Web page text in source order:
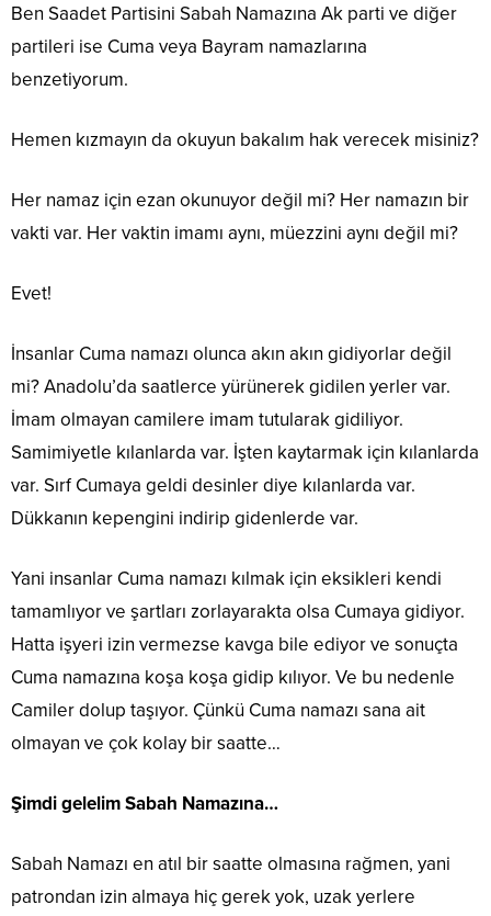
Ben Saadet Partisini Sabah Namazına Ak parti ve diğer
partileri ise Cuma veya Bayram namazlarına
benzetiyorum.
Hemen kızmayın da okuyun bakalım hak verecek misiniz?
Her namaz için ezan okunuyor değil mi? Her namazın bir
vakti var. Her vaktin imamı aynı, müezzini aynı değil mi?
Evet!
İnsanlar Cuma namazı olunca akın akın gidiyorlar değil
mi? Anadolu’da saatlerce yürünerek gidilen yerler var.
İmam olmayan camilere imam tutularak gidiliyor.
Samimiyetle kılanlarda var. İşten kaytarmak için kılanlarda
var. Sırf Cumaya geldi desinler diye kılanlarda var.
Dükkanın kepengini indirip gidenlerde var.
Yani insanlar Cuma namazı kılmak için eksikleri kendi
tamamlıyor ve şartları zorlayarakta olsa Cumaya gidiyor.
Hatta işyeri izin vermezse kavga bile ediyor ve sonuçta
Cuma namazına koşa koşa gidip kılıyor. Ve bu nedenle
Camiler dolup taşıyor. Çünkü Cuma namazı sana ait
olmayan ve çok kolay bir saatte…
Şimdi gelelim Sabah Namazına…
Sabah Namazı en atıl bir saatte olmasına rağmen, yani
patrondan izin almaya hiç gerek yok, uzak yerlere